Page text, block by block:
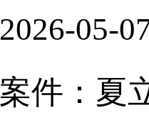
2026-05-
案件：夏